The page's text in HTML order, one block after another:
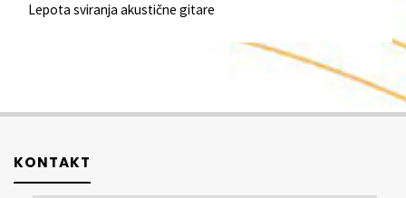
Lepota sviranja akustične gitare
KONTAKT